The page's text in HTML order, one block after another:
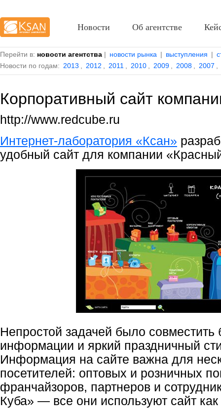
Перейти в: новости агентства | новости рынка | выступления |
Новости по годам: 2013 2012 2011 2010 2009 2008 2007
Корпоративный сайт
http://www.redcube.ru
Интернет-лаборатория «Ксан»
удобный сайт для компании
Непростой задачей было
информации и яркий праздничный
Информация на сайте важна для
посетителей: оптовых и розничных
франчайзоров, партнеров и
Куба» — все они используют сайт
Новости Об агентстве